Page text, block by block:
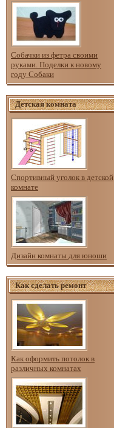
Собачки из фетра своими
руками. Поделки к новому
году Собаки
Детская комната
Спортивный уголок в детской
комнате
Дизайн комнаты для юноши
Как сделать ремонт
Как оформить потолок в
различных комнатах